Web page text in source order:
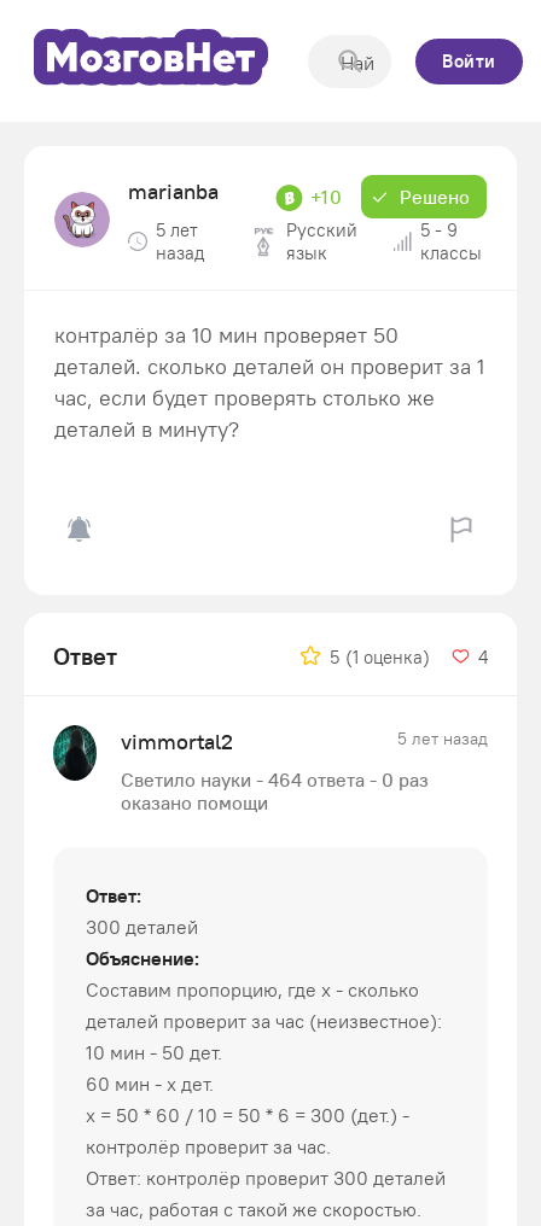
Войти
marianba +10 Решено
5 лет
назад
Русский
язык
5 - 9
классы
контралёр за 10 мин проверяет 50
деталей. сколько деталей он проверит за 1
час, если будет проверять столько же
деталей в минуту?
Ответ 5 (1 оценка) 4
vimmortal2 5 лет назад
Светило науки - 464 ответа - 0 раз
оказано помощи
Ответ:
300 деталей
Объяснение:
Составим пропорцию, где х - сколько
деталей проверит за час (неизвестное):
10 мин - 50 дет.
60 мин - х дет.
х = 50 * 60 / 10 = 50 * 6 = 300 (дет.) -
контролёр проверит за час.
Ответ: контролёр проверит 300 деталей
за час, работая с такой же скоростью.